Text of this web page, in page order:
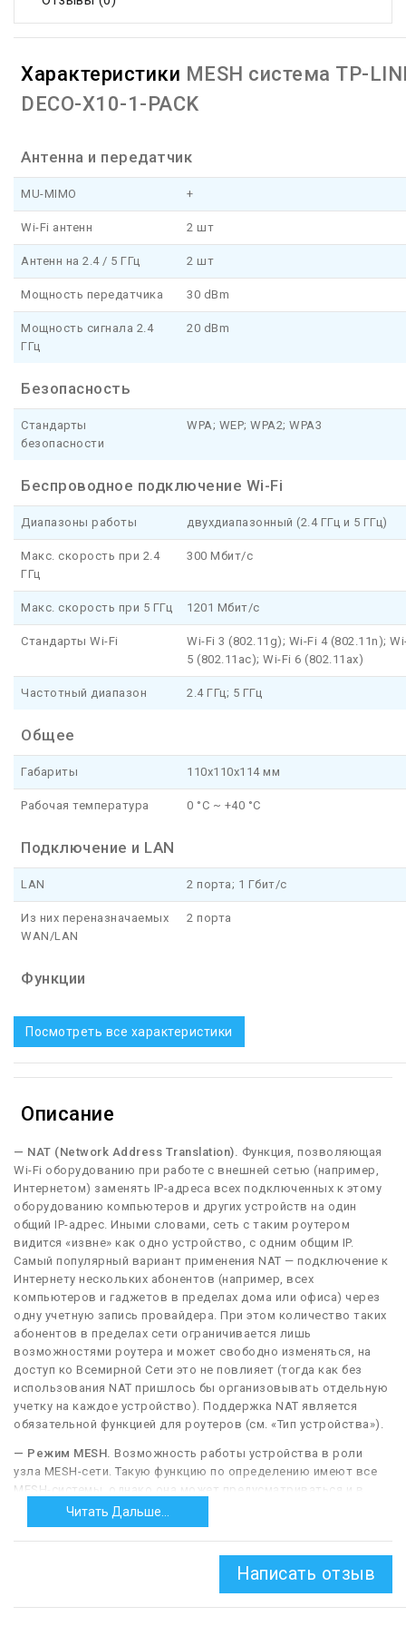
Характеристики MESH система TP-
DECO-X10-1-PACK
Антенна и передатчик
MU-MIMO +
Wi-Fi антенн 2 шт
Антенн на 2.4 / 5 ГГц 2 шт
Мощность передатчика 30 dBm
Мощность сигнала 2.4
ГГц
20 dBm
Безопасность
Стандарты
безопасности
WPA; WEP; WPA2; WPA3
Беспроводное подключение Wi-Fi
Диапазоны работы двухдиапазонный (2.4 ГГц и 5 ГГц)
Макс. скорость при 2.4
ГГц
300 Мбит/с
Макс. скорость при 5 ГГц 1201 Мбит/с
Стандарты Wi-Fi
Wi-Fi 3 (802.11g); Wi-Fi 4 (802.11n);
5 (802.11ac); Wi-Fi 6 (802.11ax)
Частотный диапазон 2.4 ГГц; 5 ГГц
Общее
Габариты 110x110x114 мм
Рабочая температура 0 °C ~ +40 °C
Подключение и LAN
LAN 2 порта; 1 Гбит/с
Из них переназначаемых
WAN/LAN
2 порта
Функции
Посмотреть все характеристики
Описание
— NAT (Network Address Translation). Функция, позволяющая
Wi-Fi оборудованию при работе с внешней сетью (например,
Интернетом) заменять IP-адреса всех подключенных к этому
оборудованию компьютеров и других устройств на один
общий IP-адрес. Иными словами, сеть с таким роутером
видится «извне» как одно устройство, с одним общим IP.
Самый популярный вариант применения NAT — подключение к
Интернету нескольких абонентов (например, всех
компьютеров и гаджетов в пределах дома или офиса) через
одну учетную запись провайдера. При этом количество таких
абонентов в пределах сети ограничивается лишь
возможностями роутера и может свободно изменяться, на
доступ ко Всемирной Сети это не повлияет (тогда как без
использования NAT пришлось бы организовывать отдельную
учетку на каждое устройство). Поддержка NAT является
обязательной функцией для роутеров (см. «Тип устройства»).
— Режим MESH. Возможность работы устройства в роли
узла MESH-сети. Такую функцию по определению имеют все
MESH-системы, однако она может предусматриваться и в
других видах оборудования. Подробное описание сетей этого
типа приведено в п. «Тип устройства — MESH-система». Здесь
же вкратце опишем их особенности и отличие этого режима
Читать Дальше...
Написать отзыв